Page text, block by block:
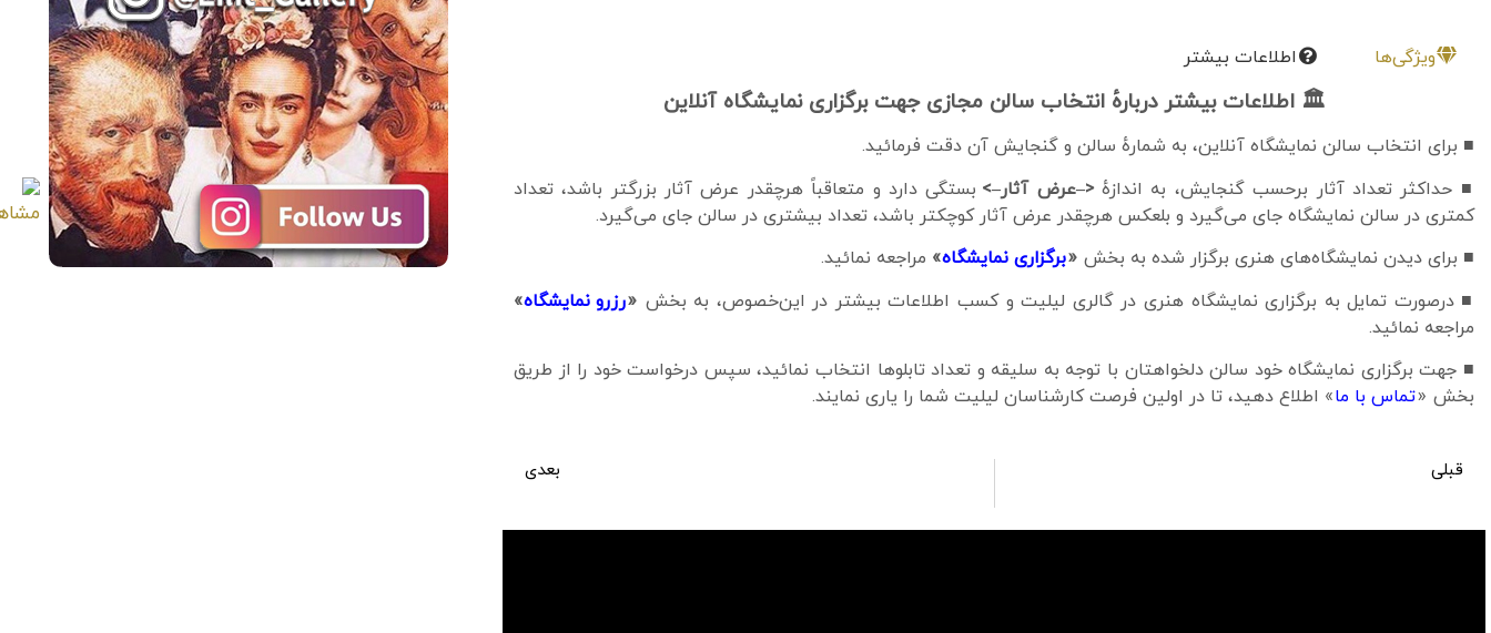
ویژگی‌ها اطلاعات بیشتر
🏛 اطلاعات بیشتر دربارهٔ انتخاب سالن مجازی جهت برگزاری نمایشگاه آنلاین
■ برای انتخاب سالن نمایشگاه آنلاین، به شمارهٔ سالن و گنجایش آن دقت فرمائید.
■ حداکثر تعداد آثار برحسب گنجایش، به اندازهٔ<–عرض آثار–> بستگی دارد و متعاقباً هرچقدر عرض آثار بزرگتر باشد، تعداد
کمتری در سالن نمایشگاه جای می‌گیرد و بلعکس هرچقدر عرض آثار کوچکتر باشد، تعداد بیشتری در سالن جای می‌گیرد.
■ برای دیدن نمایشگاه‌های هنری برگزار شده به بخش «برگزاری نمایشگاه» مراجعه نمائید.
■ درصورت تمایل به برگزاری نمایشگاه هنری در گالری لیلیت و کسب اطلاعات بیشتر در این‌خصوص، به بخش «رزرو نمایشگاه»
مراجعه نمائيد.
■ جهت برگزاری نمایشگاه خود سالن دلخواهتان با توجه به سلیقه و تعداد تابلوها انتخاب نمائید، سپس درخواست خود را از طریق
بخش «تماس با ما» اطلاع دهید، تا در اولین فرصت کارشناسان لیلیت شما را یاری نمایند.
قبلی
بعدی